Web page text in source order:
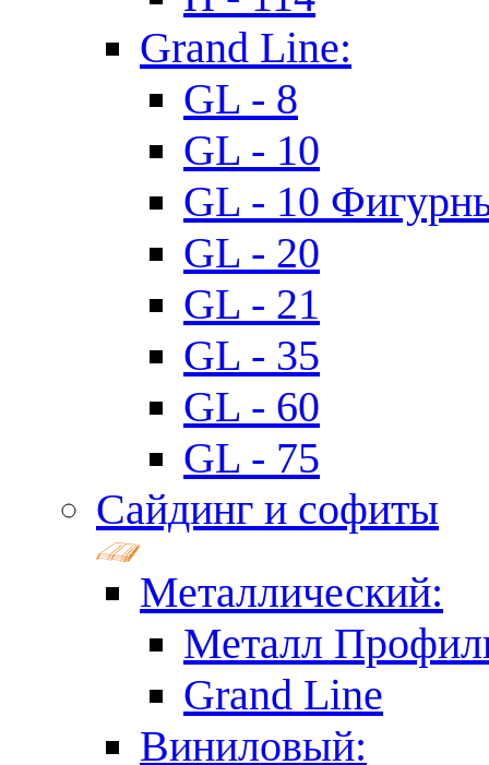
Grand Line:
GL - 8
GL - 10
GL - 10
GL - 20
GL - 21
GL - 35
GL - 60
GL - 75
Сайдинг и софиты
Металлический:
Металл
Grand Line
Виниловый: